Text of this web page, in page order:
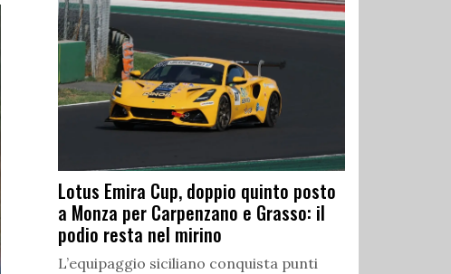
Lotus Emira Cup, doppio quinto posto
a Monza per Carpenzano e Grasso: il
podio resta nel mirino
L’equipaggio siciliano conquista punti